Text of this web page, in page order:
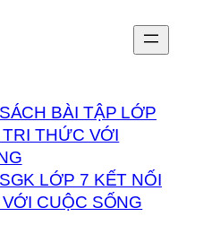
BÀI TẬP LỚP
THỨC VỚI
LỚP 7 KẾT NỐI
CUỘC SỐNG